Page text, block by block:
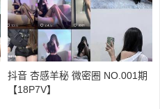
抖音 杏感羊秘 微密圈 NO.001期
【18P7V】